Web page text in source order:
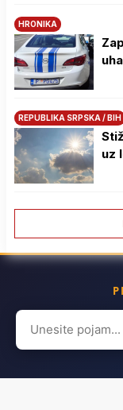
HRONIKA
REPUBLIKA SRPSKA / BIH
uz
Search
for: